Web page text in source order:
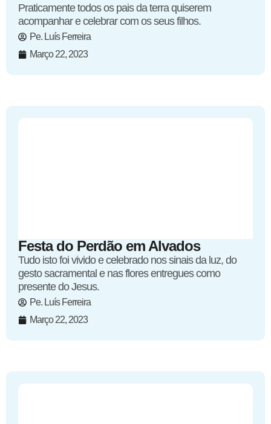
Praticamente todos os pais da terra quiserem
acompanhar e celebrar com os seus filhos.
Pe. Luís Ferreira
Março 22, 2023
Festa do Perdão em Alvados
Tudo isto foi vivido e celebrado nos sinais da luz, do
gesto sacramental e nas flores entregues como
presente do Jesus.
Pe. Luís Ferreira
Março 22, 2023